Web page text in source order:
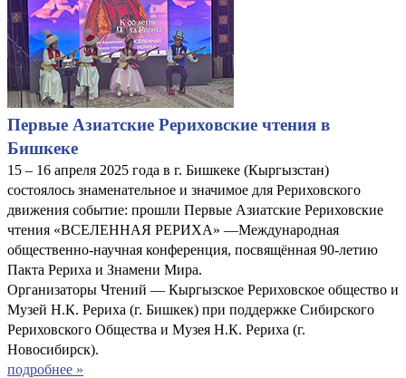
Первые Азиатские Рериховские чтения в
Бишкеке
15 – 16 апреля 2025 года в г. Бишкеке (Кыргызстан)
состоялось знаменательное и значимое для Рериховского
движения событие: прошли Первые Азиатские Рериховские
чтения «ВСЕЛЕННАЯ РЕРИХА» —Международная
общественно-научная конференция, посвящённая 90-летию
Пакта Рериха и Знамени Мира.
Организаторы Чтений — Кыргызское Рериховское общество и
Музей Н.К. Рериха (г. Бишкек) при поддержке Сибирского
Рериховского Общества и Музея Н.К. Рериха (г.
Новосибирск).
подробнее »